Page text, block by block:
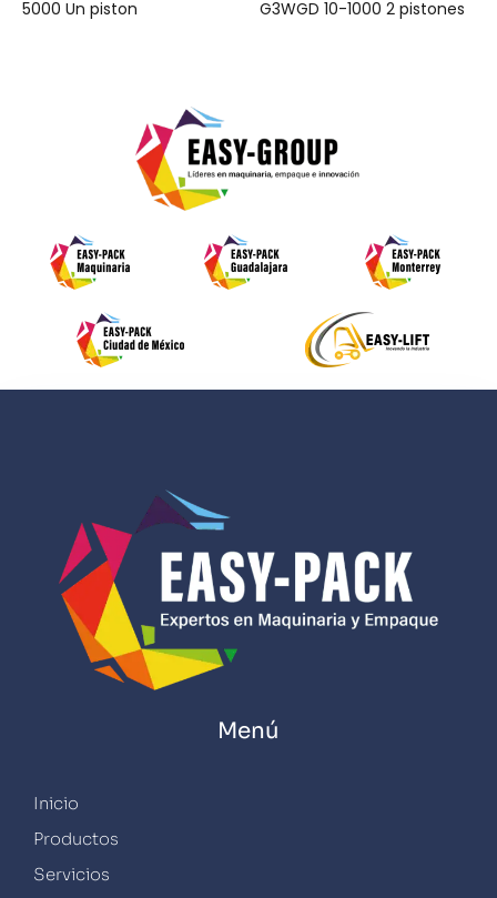
5000 Un piston
G3WGD 10-1000 2 pistones
Menú
Inicio
Productos
Servicios